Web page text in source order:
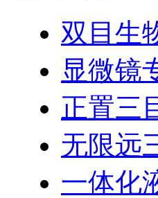
双目生
显微镜
正置三
无限远
一体化